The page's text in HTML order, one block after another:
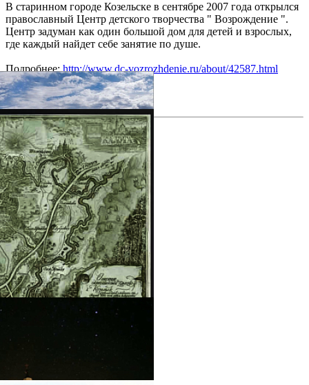
В старинном городе Козельске в сентябре 2007 года открылся
православный Центр детского творчества " Возрождение ".
Центр задуман как один большой дом для детей и взрослых,
где каждый найдет себе занятие по душе.
Подробнее:http://www.dc-vozrozhdenie.ru/about/42587.html
фотогалерея
фотогалерея